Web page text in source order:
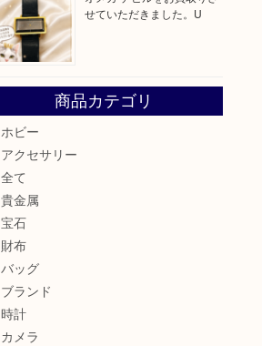
せていただきました。U
商品カテゴリ
ホビー
アクセサリー
全て
貴金属
宝石
財布
バッグ
ブランド
時計
カメラ